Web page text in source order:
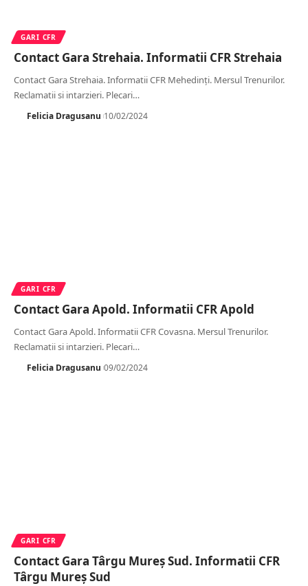
GARI CFR
Contact Gara Strehaia. Informatii CFR Strehaia
Contact Gara Strehaia. Informatii CFR Mehedinți. Mersul Trenurilor.
Reclamatii si intarzieri. Plecari…
Felicia Dragusanu 10/02/2024
GARI CFR
Contact Gara Apold. Informatii CFR Apold
Contact Gara Apold. Informatii CFR Covasna. Mersul Trenurilor.
Reclamatii si intarzieri. Plecari…
Felicia Dragusanu 09/02/2024
GARI CFR
Contact Gara Târgu Mureș Sud. Informatii CFR
Târgu Mureș Sud